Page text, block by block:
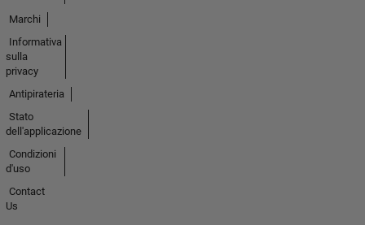
Marchi
Informativa
sulla
privacy
Antipirateria
Stato
dell'applicazione
Condizioni
d'uso
Contact
Us